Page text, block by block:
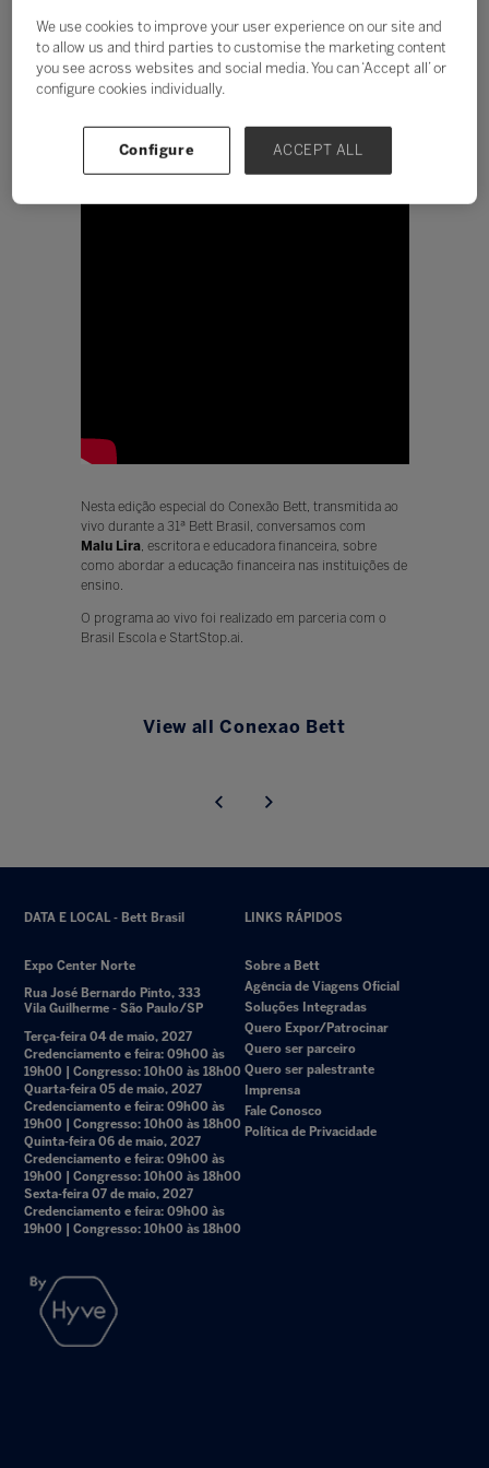
educação financeira
dentro das escolas
Malu Lira
Nesta edição especial do Conexão Bett, transmitida ao
vivo durante a 31ª Bett Brasil, conversamos com
Malu Lira, escritora e educadora financeira, sobre
como abordar a educação financeira nas instituições de
ensino.
O programa ao vivo foi realizado em parceria com o
Brasil Escola e StartStop.ai.
View all Conexao Bett
DATA E LOCAL - Bett Brasil
Expo Center Norte
Rua José Bernardo Pinto, 333
Vila Guilherme - São Paulo/SP
Terça-feira 04 de maio, 2027
Credenciamento e feira: 09h00 às
19h00 | Congresso: 10h00 às 18h00
Quarta-feira 05 de maio, 2027
Credenciamento e feira: 09h00 às
19h00 | Congresso: 10h00 às 18h00
Quinta-feira 06 de maio, 2027
Credenciamento e feira: 09h00 às
19h00 | Congresso: 10h00 às 18h00
Sexta-feira 07 de maio, 2027
Credenciamento e feira: 09h00 às
19h00 | Congresso: 10h00 às 18h00
LINKS RÁPIDOS
Sobre a Bett
Agência de Viagens Oficial
Soluções Integradas
Quero Expor/Patrocinar
Quero ser parceiro
Quero ser palestrante
Imprensa
Fale Conosco
Política de Privacidade
We use cookies to improve your user experience on our site and
to allow us and third parties to customise the marketing content
you see across websites and social media. You can ‘Accept all’ or
configure cookies individually.
Configure ACCEPT ALL